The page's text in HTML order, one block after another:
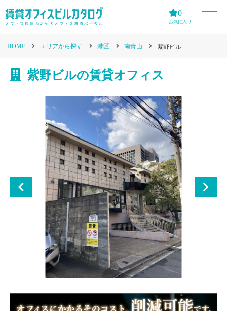
0
お気に入り
HOME エリアから探す 港区 南青山 紫野ビル
紫野ビルの賃貸オフィス